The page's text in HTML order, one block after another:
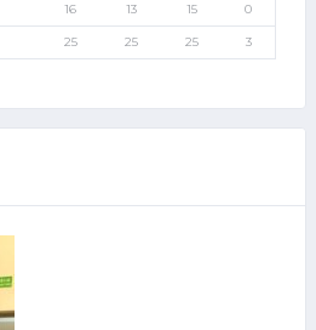
16 13 15 0
25 25 25 3